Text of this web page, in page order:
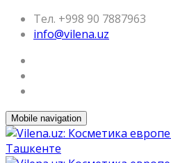
Тел. +998 90 7887963
info@vilena.uz
Mobile navigation